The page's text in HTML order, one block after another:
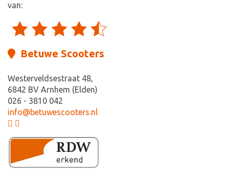
van:
Betuwe Scooters
Westerveldsestraat 48,
6842 BV Arnhem (Elden)
026 - 3810 042
info@betuwescooters.nl